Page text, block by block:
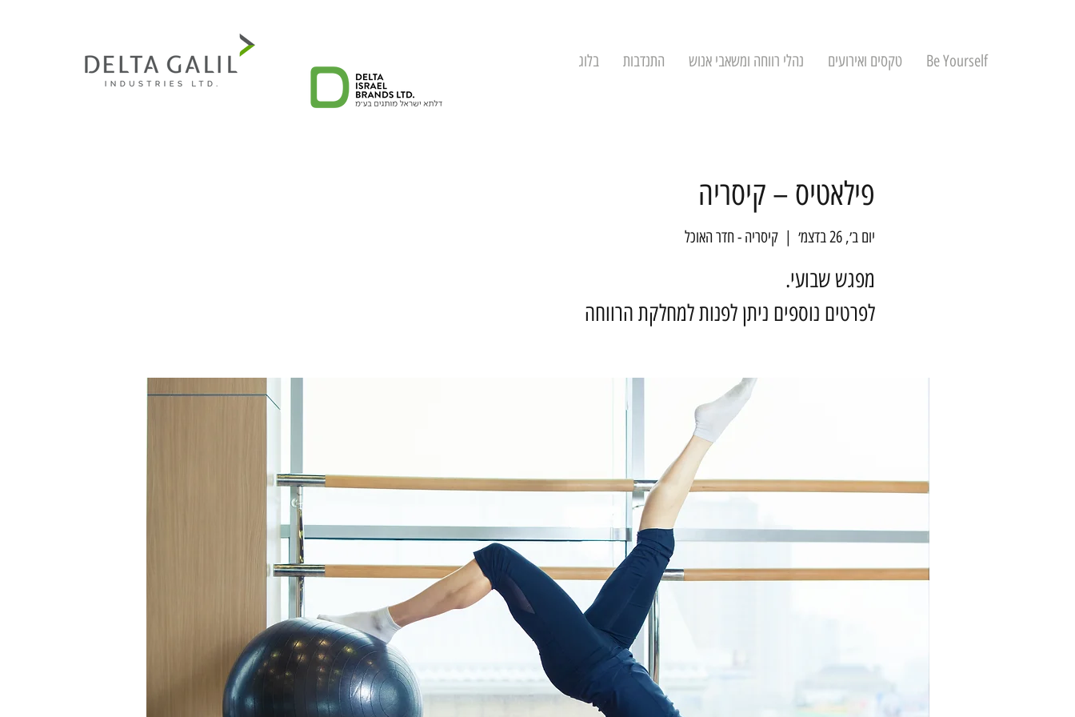
Be Yourself טקסים ואירועים נהלי רווחה ומשאבי אנוש התנדבות בלוג
פילאטיס – קיסריה
יום ב׳, 26 בדצמ׳
  |
קיסריה - חדר האוכל
לפרטים נוספים ניתן לפנות למחלקת הרווחה